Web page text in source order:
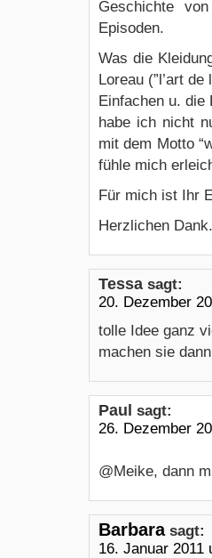
Geschichte
Episoden.
Was die
Loreau (”l’art
Einfachen u. die
habe ich nicht
mit dem Motto
fühle mich
Für mich ist Ihr
Herzlichen Dank.
Tessa sagt:
20. Dezember
tolle Idee ganz
machen sie
Paul sagt:
26. Dezember
@Meike, dann
Barbara sagt:
16. Januar 2011